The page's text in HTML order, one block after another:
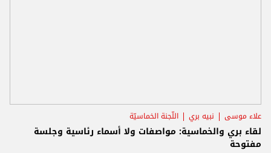
علاء موسى نبيه بري اللّجنة الخماسيّة
لقاء بري والخماسية: مواصفات ولا أسماء رئاسية وجلسة
مفتوحة